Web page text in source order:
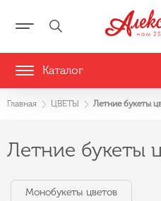
Каталог
Главная ЦВЕТЫ Летние букеты
Летние букеты
Монобукеты цветов